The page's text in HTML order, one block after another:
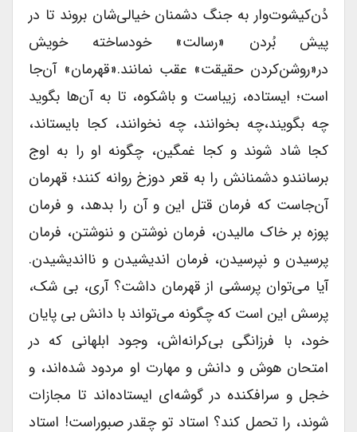
دُن‌کیشوت‌وار به جنگ دشمنان خیالی‌شان بروند تا در
پیش بُردن «رسالت» خودساخته خویش
در«روشن‌کردن حقیقت» عقب نمانند.«قهرمان» آن‌جا
است؛ ایستاده، زیباست و باشکوه، تا به آن‌ها بگوید
چه بگویند،چه بخوانند، چه نخوانند، کجا بایستاند،
کجا شاد شوند و کجا غمگین، چگونه او را به اوج
برسانندو دشمنانش را به قعر دوزخ روانه کنند؛ قهرمان
آن‌جاست که فرمان قتل این و آن را بدهد، و فرمان
پوزه بر خاک مالیدن، فرمان نوشتن و ننوشتن، فرمان
پرسیدن و نپرسیدن، فرمان اندیشیدن و نااندیشیدن.
آیا می‌توان پرسشی از قهرمان داشت؟ آری‌، بی‌ شک،
پرسش این است که چگونه می‌تواند با دانش بی پایان
خود، با فرزانگی بی‌کرانه‌اش، وجود ابلهانی که در
امتحان هوش و دانش و مهارت او مردود شده‌اند، و
خجل و سرافکنده در گوشه‌ای ایستاده‌اند تا مجازات
شوند، را تحمل کند؟ استاد تو چقدر صبوراست! استاد